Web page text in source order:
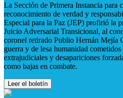
La Sección de Primera Instancia para
reconocimiento de verdad y
Especial para la Paz (JEP) profirió la
Juicio Adversarial Transicional, al
coronel retirado Publio Hernán Mejía
guerra y de lesa humanidad
extrajudiciales y desapariciones
como bajas en combate.
Leer el boletín